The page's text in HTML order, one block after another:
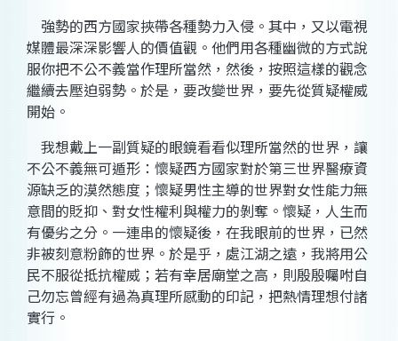
強勢的西方國家挾帶各種勢力入侵。其中，又以電視
媒體最深深影響人的價值觀。他們用各種幽微的方式說
服你把不公不義當作理所當然，然後，按照這樣的觀念
繼續去壓迫弱勢。於是，要改變世界，要先從質疑權威
開始。
我想戴上一副質疑的眼鏡看看似理所當然的世界，讓
不公不義無可遁形：懷疑西方國家對於第三世界醫療資
源缺乏的漠然態度；懷疑男性主導的世界對女性能力無
意間的貶抑、對女性權利與權力的剝奪。懷疑，人生而
有優劣之分。一連串的懷疑後，在我眼前的世界，已然
非被刻意粉飾的世界。於是乎，處江湖之遠，我將用公
民不服從抵抗權威；若有幸居廟堂之高，則殷殷囑咐自
己勿忘曾經有過為真理所感動的印記，把熱情理想付諸
實行。